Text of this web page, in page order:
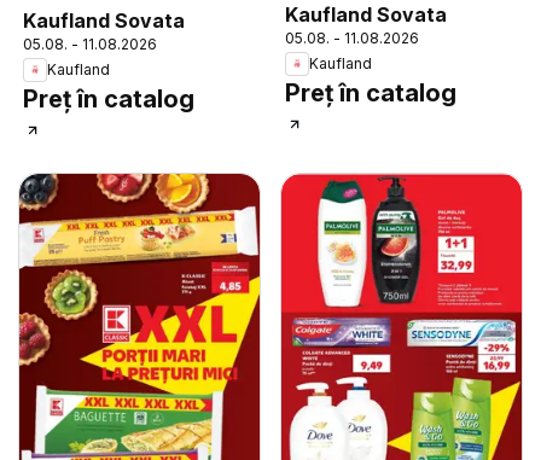
Kaufland Sovata
05.08. - 11.08.2026
Kaufland
Preț în catalog
Kaufland Sovata
05.08. - 11.08.2026
Kaufland
Preț în catalog